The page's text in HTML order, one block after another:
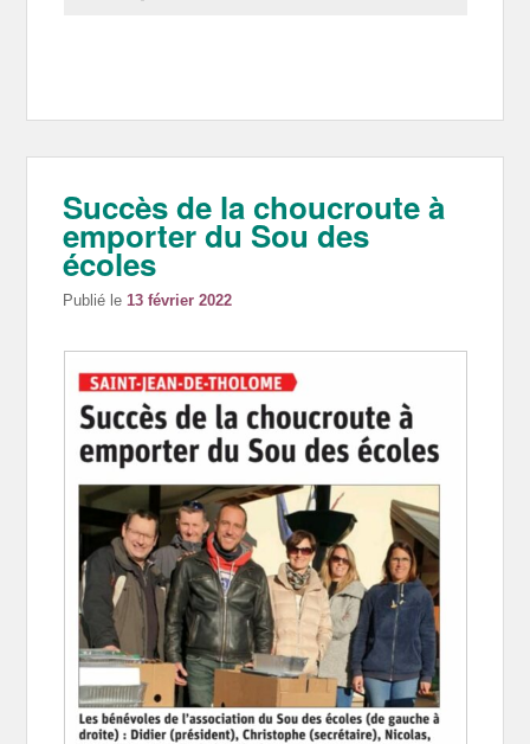
Succès de la choucroute à
emporter du Sou des
écoles
Publié le 13 février 2022